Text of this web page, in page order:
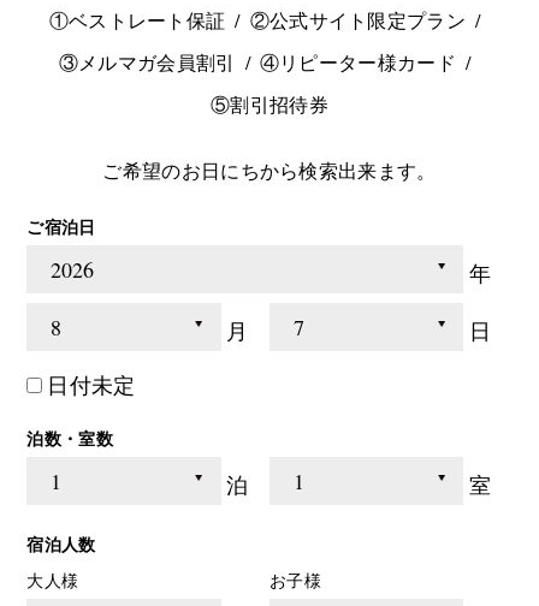
①ベストレート保証
②公式サイト限定プラン
③メルマガ会員割引
④リピーター様カード
⑤割引招待券
ご希望のお日にちから検索出来ます。
ご宿泊日
年
月
日
日付未定
泊数・室数
泊 室
宿泊人数
大人様 お子様